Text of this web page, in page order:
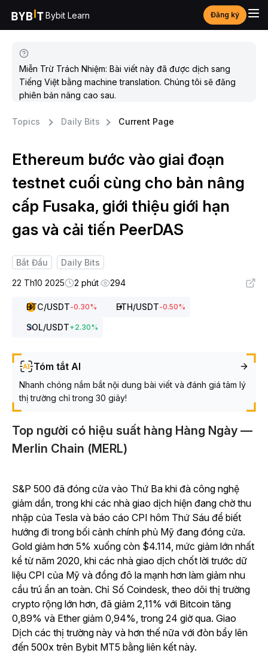
Bybit Learn Đăng ký
Miễn Trừ Trách Nhiệm: Bài viết này đã được dịch sang
Tiếng Việt bằng machine translation. Chúng tôi sẽ đăng
phiên bản nâng cao sau.
Topics Daily Bits Current Page
Ethereum bước vào giai đoạn
testnet cuối cùng cho bản nâng
cấp Fusaka, giới thiệu giới hạn
gas và cải tiến PeerDAS
Bắt Đầu
Daily Bits
22 Th10 2025
2 phút 294
BTC/USDT-0.30% ETH/USDT-0.50%
SOL/USDT+2.30%
Tóm tắt AI
Nhanh chóng nắm bắt nội dung bài viết và đánh giá tâm lý
thị trường chỉ trong 30 giây!
Top người có hiệu suất hàng Hàng Ngày —
Merlin Chain (MERL)
S&P 500 đã đóng cửa vào Thứ Ba khi đà công nghệ
giảm dần, trong khi các nhà giao dịch hiện đang chờ thu
nhập của Tesla và báo cáo CPI hôm Thứ Sáu để biết
hướng đi trong bối cảnh chính phủ Mỹ đang đóng cửa.
Gold giảm hơn 5% xuống còn $4.114, mức giảm lớn nhất
kể từ năm 2020, khi các nhà giao dịch chốt lời trước dữ
liệu CPI của Mỹ và đồng đô la mạnh hơn làm giảm nhu
cầu trú ẩn an toàn. Chỉ Số Coindesk, theo dõi thị trường
crypto rộng lớn hơn, đã giảm 2,11% với Bitcoin tăng
0,89% và Ether giảm 0,94%, trong 24 giờ qua. Giao
Dịch các thị trường này và hơn thế nữa với đòn bẩy lên
đến 500x trên Bybit MT5 bằng liên kết này.